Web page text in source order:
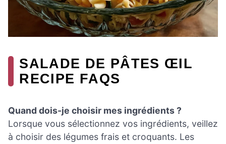
SALADE DE PÂTES ŒIL
RECIPE FAQS
Quand dois-je choisir mes ingrédients ?
Lorsque vous sélectionnez vos ingrédients, veillez
à choisir des légumes frais et croquants. Les